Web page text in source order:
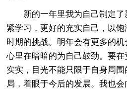
新的一年里我为自己制定
紧学习，更好的充实自己，以
时期的挑战。明年会有更多的
心里在暗暗的为自己鼓劲。要
实实，目光不能只限于自身周
局，着眼于今后的发展。我也